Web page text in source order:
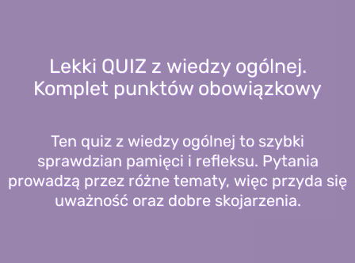
Lekki QUIZ z wiedzy ogólnej.
Komplet punktów obowiązkowy
Ten quiz z wiedzy ogólnej to szybki
sprawdzian pamięci i refleksu. Pytania
prowadzą przez różne tematy, więc przyda się
uważność oraz dobre skojarzenia.